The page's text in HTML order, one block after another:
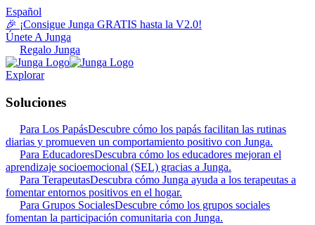
Español
🎉 ¡Consigue Junga GRATIS hasta la V2.0!
Únete A Junga
Regalo Junga
Explorar
Soluciones
Para Los PapásDescubre cómo los papás facilitan las rutinas
diarias y promueven un comportamiento positivo con Junga.
Para EducadoresDescubra cómo los educadores mejoran el
aprendizaje socioemocional (SEL) gracias a Junga.
Para TerapeutasDescubra cómo Junga ayuda a los terapeutas a
fomentar entornos positivos en el hogar.
Para Grupos SocialesDescubre cómo los grupos sociales
fomentan la participación comunitaria con Junga.